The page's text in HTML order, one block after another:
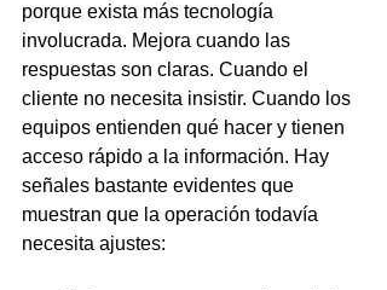
porque exista más tecnología
involucrada. Mejora cuando las
respuestas son claras. Cuando el
cliente no necesita insistir. Cuando los
equipos entienden qué hacer y tienen
acceso rápido a la información. Hay
señales bastante evidentes que
muestran que la operación todavía
necesita ajustes: